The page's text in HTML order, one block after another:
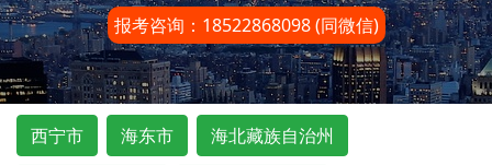
报考咨询：18522868098 (同微信)
西宁市 海东市 海北藏族自治州